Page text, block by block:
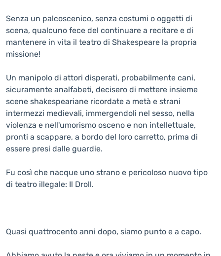
Senza un palcoscenico, senza costumi o oggetti di
scena, qualcuno fece del continuare a recitare e di
mantenere in vita il teatro di Shakespeare la propria
missione!
Un manipolo di attori disperati, probabilmente cani,
sicuramente analfabeti, decisero di mettere insieme
scene shakespeariane ricordate a metà e strani
intermezzi medievali, immergendoli nel sesso, nella
violenza e nell'umorismo osceno e non intellettuale,
pronti a scappare, a bordo del loro carretto, prima di
essere presi dalle guardie.
Fu così che nacque uno strano e pericoloso nuovo tipo
di teatro illegale: Il Droll.
Quasi quattrocento anni dopo, siamo punto e a capo.